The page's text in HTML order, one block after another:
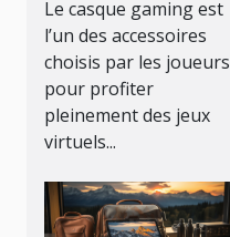
Le casque gaming est
l’un des accessoires
choisis par les joueurs
pour profiter
pleinement des jeux
virtuels...